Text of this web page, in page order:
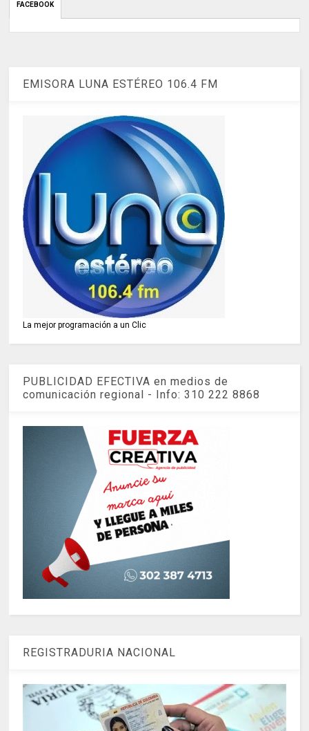
FACEBOOK
EMISORA LUNA ESTÉREO 106.4 FM
La mejor programación a un Clic
PUBLICIDAD EFECTIVA en medios de
comunicación regional - Info: 310 222 8868
REGISTRADURIA NACIONAL